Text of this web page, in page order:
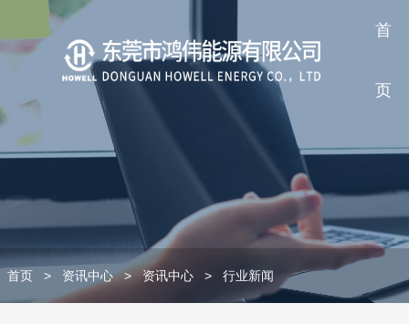
首
页
首页 > 资讯中心 > 资讯中心 > 行业新闻